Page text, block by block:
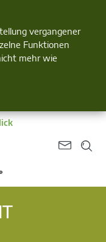
vergangener
Funktionen
mehr wie